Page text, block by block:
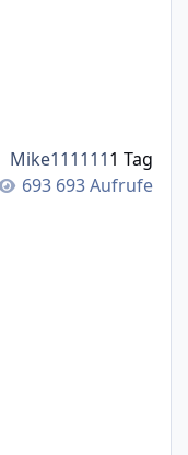
693 Aufrufe
Mike1111111 Tag